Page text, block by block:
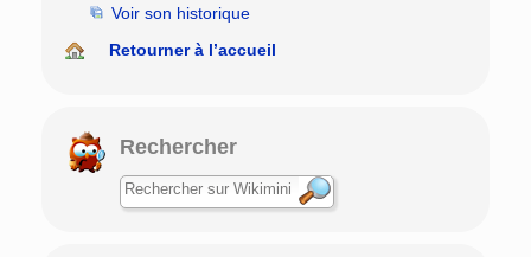
Voir son historique
Retourner à l’accueil
Rechercher